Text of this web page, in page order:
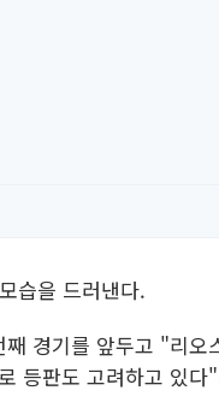
습을 드러낸다.
경기를 앞두고 "리오
등판도 고려하고 있다